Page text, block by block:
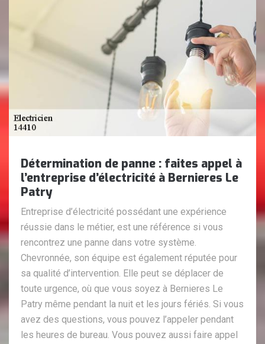
Détermination de panne : faites appel à
l’entreprise d’électricité à Bernieres Le
Patry
Entreprise d’électricité possédant une expérience
réussie dans le métier, est une référence si vous
rencontrez une panne dans votre système.
Chevronnée, son équipe est également réputée pour
sa qualité d’intervention. Elle peut se déplacer de
toute urgence, où que vous soyez à Bernieres Le
Patry même pendant la nuit et les jours fériés. Si vous
avez des questions, vous pouvez l’appeler pendant
les heures de bureau. Vous pouvez aussi faire appel